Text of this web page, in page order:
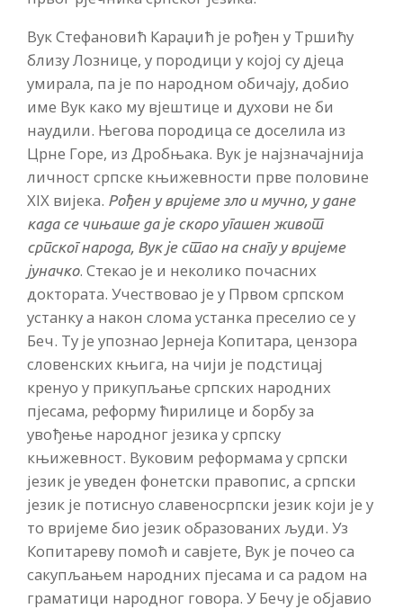
Вук Стефановић Караџић је рођен у Тршићу
близу Лознице, у породици у којој су дјеца
умирала, па је по народном обичају, добио
име Вук како му вјештице и духови не би
наудили. Његова породица се доселила из
Црне Горе, из Дробњака. Вук је најзначајнија
личност српске књижевности прве половине
XIX вијека. Рођен у вријеме зло и мучно, у дане
када се чињаше да је скоро угашен живот
српског народа, Вук је стао на снагу у вријеме
јуначко. Стекао је и неколико почасних
доктората. Учествовао је у Првом српском
устанку а након слома устанка преселио се у
Беч. Ту је упознао Јернеја Копитара, цензора
словенских књига, на чији је подстицај
кренуо у прикупљање српских народних
пјесама, реформу ћирилице и борбу за
увођење народног језика у српску
књижевност. Вуковим реформама у српски
језик је уведен фонетски правопис, а српски
језик је потиснуо славеносрпски језик који је у
то вријеме био језик образованих људи. Уз
Копитареву помоћ и савјете, Вук је почео са
сакупљањем народних пјесама и са радом на
граматици народног говора. У Бечу је објавио